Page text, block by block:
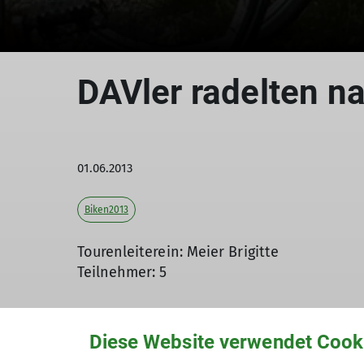
DAVler radelten
01.06.2013
Biken2013
Tourenleiterein: Meier Brigitte
Teilnehmer: 5
Die Wettervorhersage für Samstag war
Diese Website verwendet